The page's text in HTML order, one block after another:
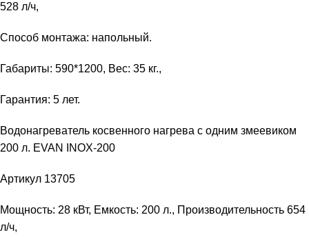
528 л/ч,
Способ монтажа: напольный.
Габариты: 590*1200, Вес: 35 кг.,
Гарантия: 5 лет.
Водонагреватель косвенного нагрева с одним змеевиком
200 л. EVAN INOX-200
Артикул 13705
Мощность: 28 кВт, Емкость: 200 л., Производительность 654
л/ч,